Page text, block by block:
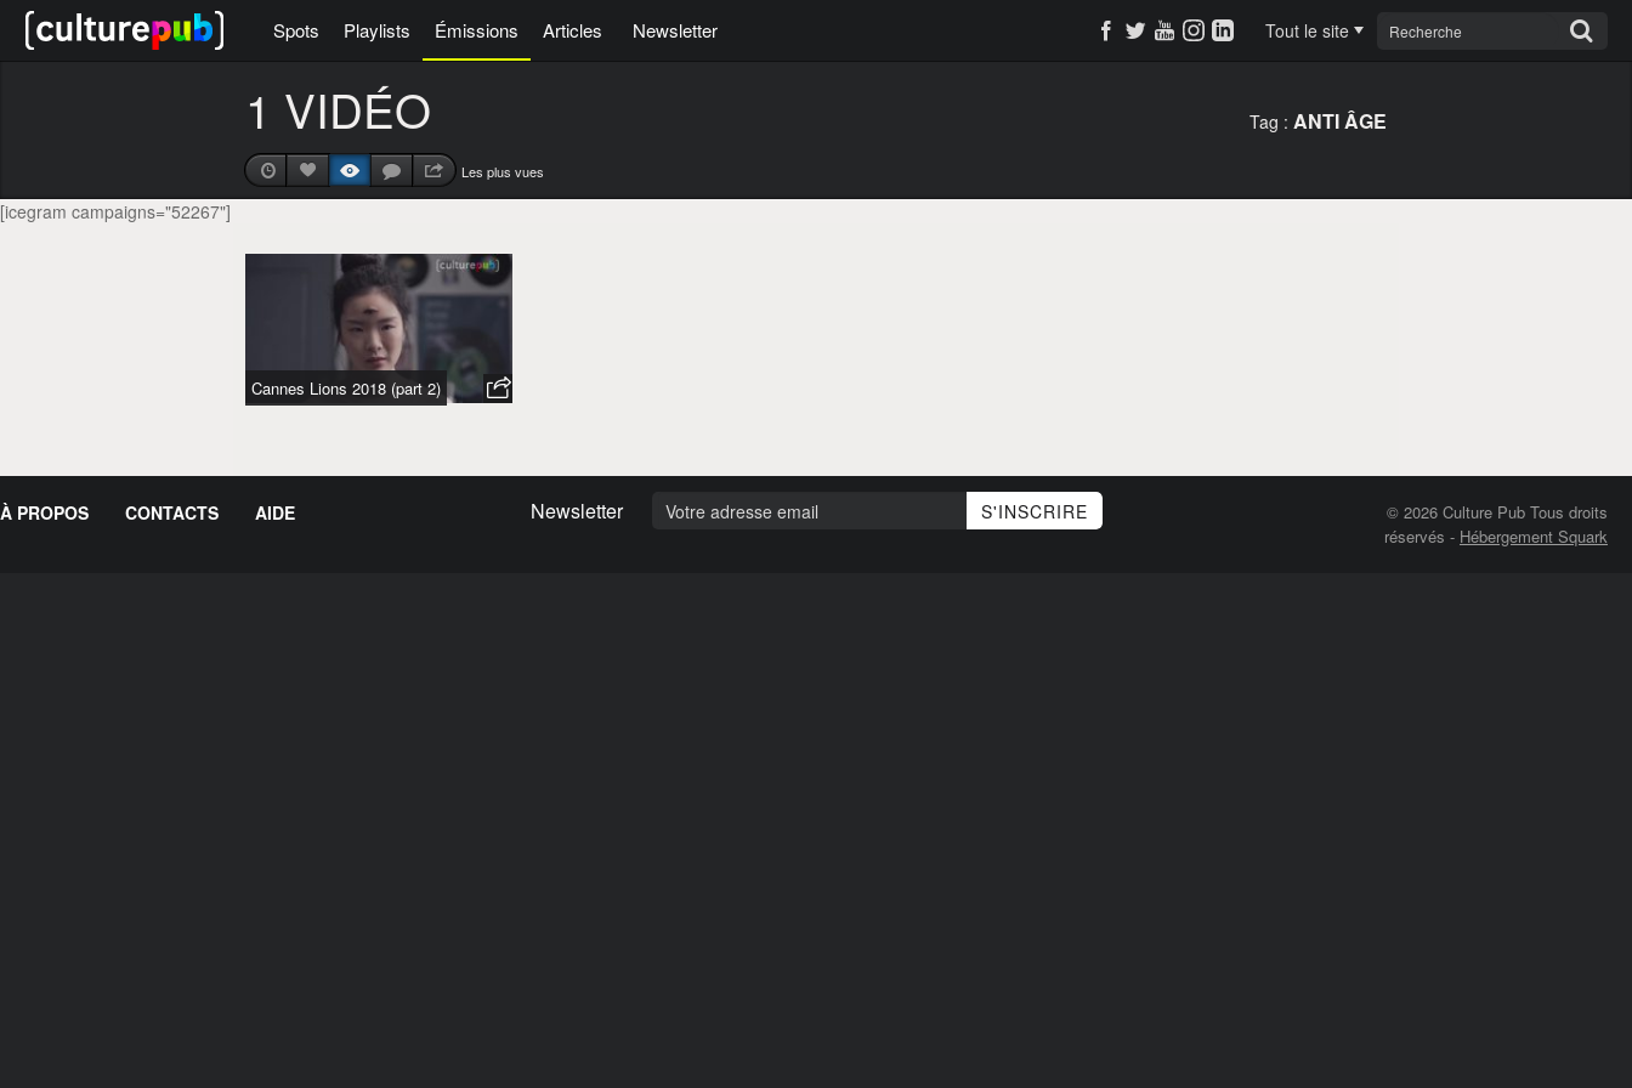
Spots Playlists Émissions Articles Newsletter Tout le site
1 VIDÉO Tag : ANTI ÂGE
Les plus vues
[icegram campaigns="52267"]
Cannes Lions 2018 (part 2)
À PROPOS CONTACTS AIDE Newsletter
© 2026 Culture Pub Tous droits
réservés - Hébergement Squark